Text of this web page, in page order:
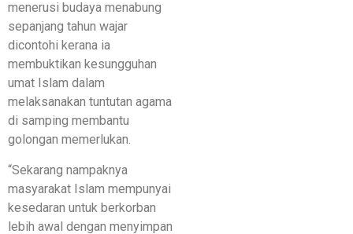
menerusi budaya menabung
sepanjang tahun wajar
dicontohi kerana ia
membuktikan kesungguhan
umat Islam dalam
melaksanakan tuntutan agama
di samping membantu
golongan memerlukan.
“Sekarang nampaknya
masyarakat Islam mempunyai
kesedaran untuk berkorban
lebih awal dengan menyimpan